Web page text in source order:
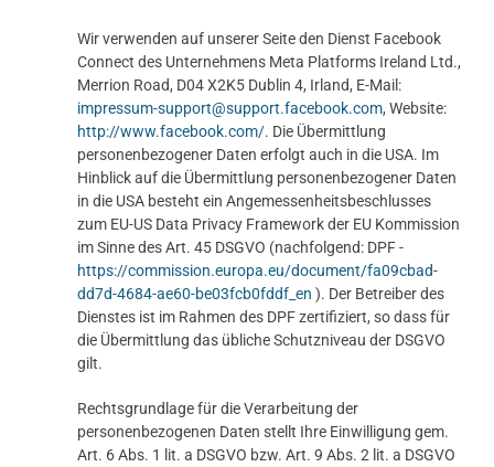
Wir verwenden auf unserer Seite den Dienst Facebook
Connect des Unternehmens Meta Platforms Ireland Ltd.,
Merrion Road, D04 X2K5 Dublin 4, Irland, E-Mail:
impressum-support@support.facebook.com, Website:
http://www.facebook.com/. Die Übermittlung
personenbezogener Daten erfolgt auch in die USA. Im
Hinblick auf die Übermittlung personenbezogener Daten
in die USA besteht ein Angemessenheitsbeschlusses
zum EU-US Data Privacy Framework der EU Kommission
im Sinne des Art. 45 DSGVO (nachfolgend: DPF -
https://commission.europa.eu/document/fa09cbad-
dd7d-4684-ae60-be03fcb0fddf_en ). Der Betreiber des
Dienstes ist im Rahmen des DPF zertifiziert, so dass für
die Übermittlung das übliche Schutzniveau der DSGVO
gilt.
Rechtsgrundlage für die Verarbeitung der
personenbezogenen Daten stellt Ihre Einwilligung gem.
Art. 6 Abs. 1 lit. a DSGVO bzw. Art. 9 Abs. 2 lit. a DSGVO